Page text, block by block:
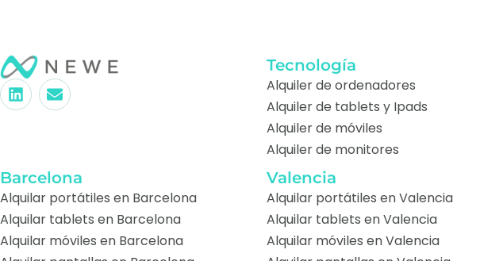
Tecnología
Alquiler de ordenadores
Alquiler de tablets y Ipads
Alquiler de móviles
Alquiler de monitores
Barcelona
Alquilar portátiles en Barcelona
Alquilar tablets en Barcelona
Alquilar móviles en Barcelona
Valencia
Alquilar portátiles en Valencia
Alquilar tablets en Valencia
Alquilar móviles en Valencia